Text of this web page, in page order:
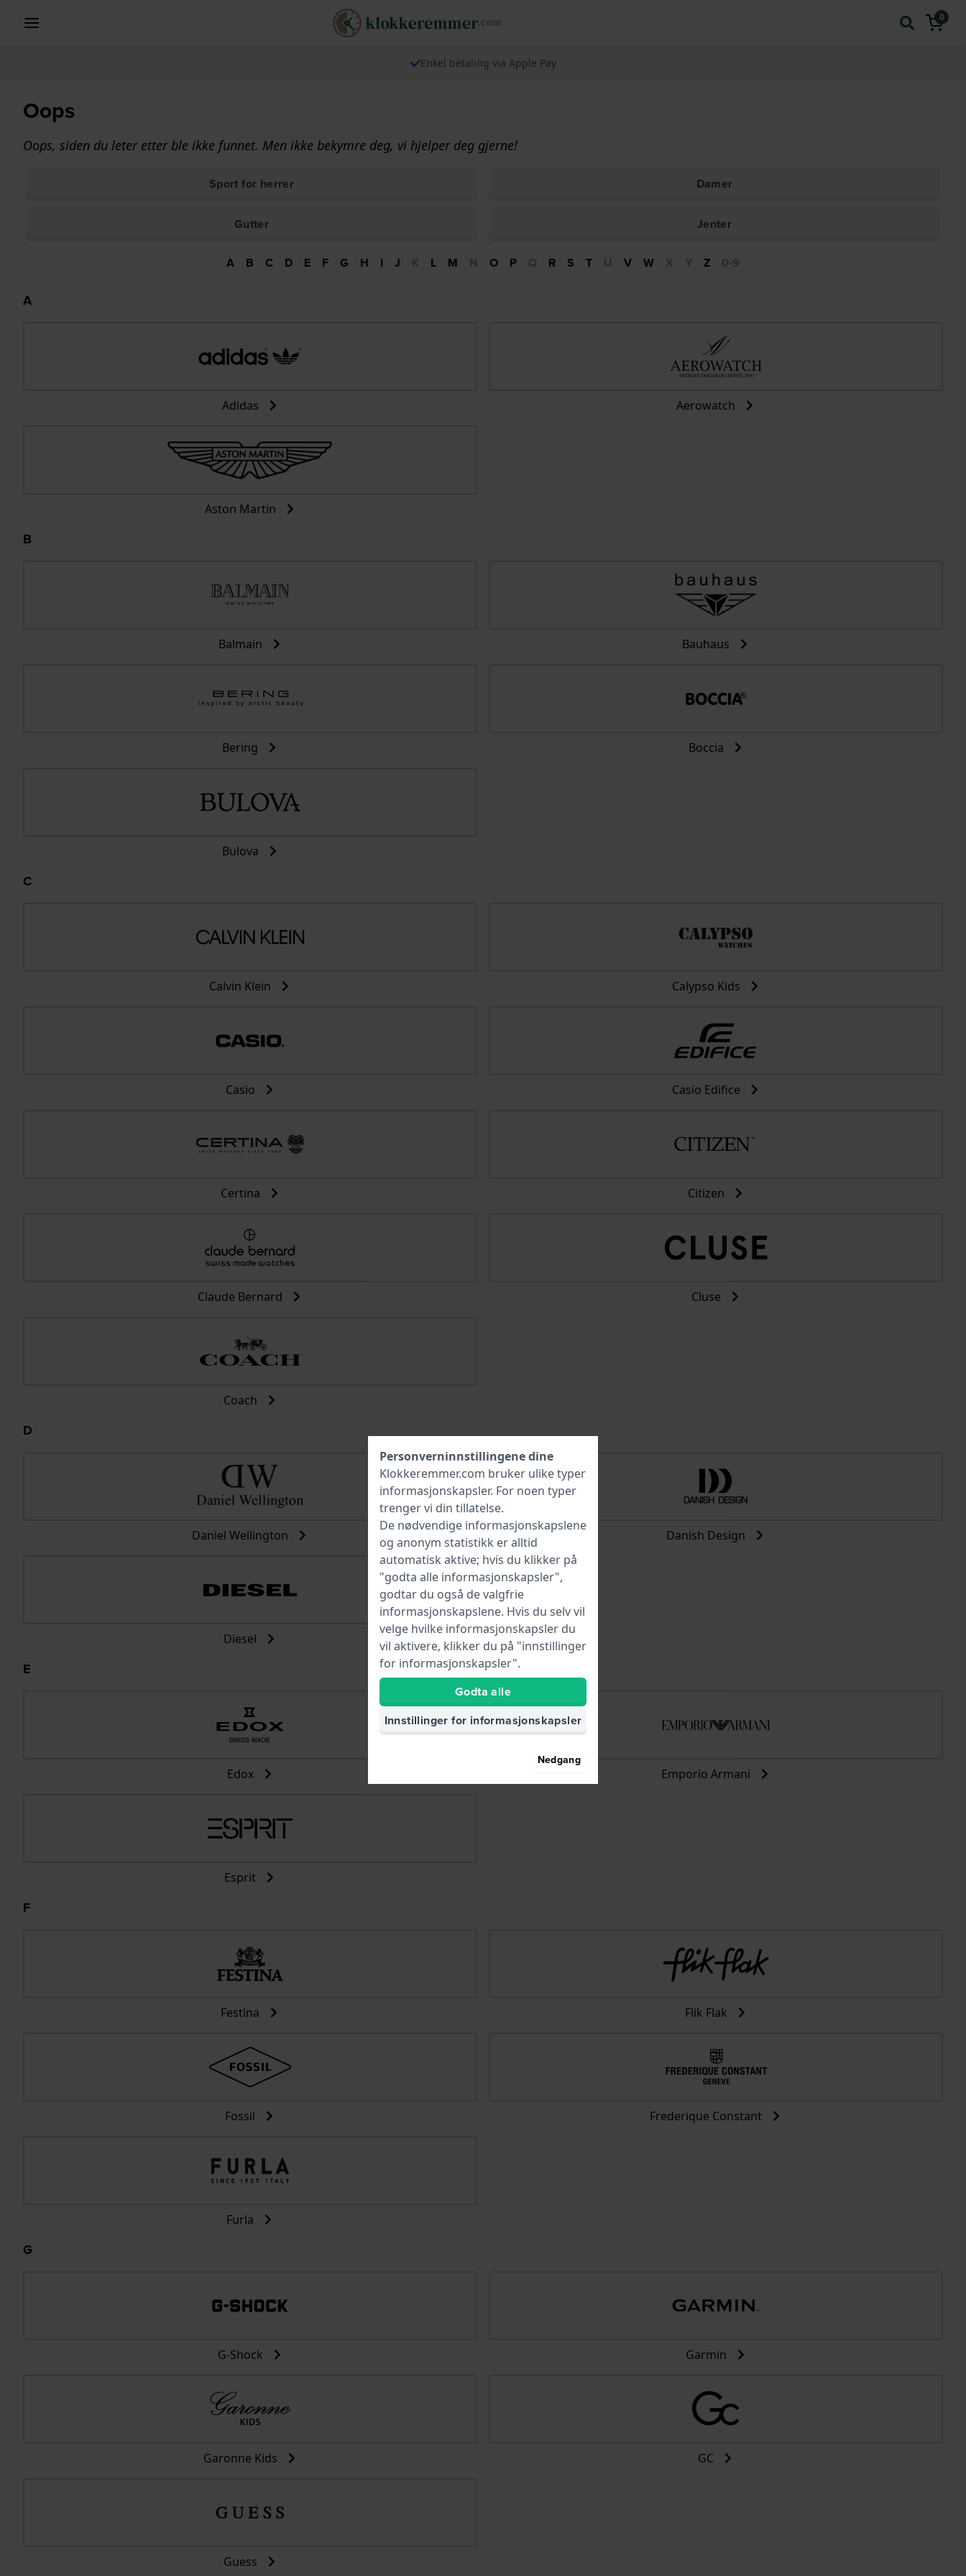
0
Enkel betaling via Apple Pay
Oops
Oops, siden du leter etter ble ikke funnet. Men ikke bekymre deg, vi hjelper deg gjerne!
Sport for herrer Damer
Gutter Jenter
A B C D E F G H I J K L M N O P Q R S T U V W X Y Z 0-9
A
Adidas Aerowatch
Aston Martin
B
Balmain Bauhaus
Bering Boccia
Bulova
C
Calvin Klein Calypso Kids
Casio Casio Edifice
Certina Citizen
Claude Bernard Cluse
Coach
D
Daniel Wellington Danish Design
Diesel
E
Edox Emporio Armani
Esprit
F
Festina Flik Flak
Fossil Frederique Constant
Furla
G
G-Shock Garmin
Garonne Kids GC
Guess
Personverninnstillingene dine
Klokkeremmer.com bruker ulike typer
informasjonskapsler. For noen typer
trenger vi din tillatelse.
De nødvendige informasjonskapslene
og anonym statistikk er alltid
automatisk aktive; hvis du klikker på
"godta alle informasjonskapsler",
godtar du også de valgfrie
informasjonskapslene. Hvis du selv vil
velge hvilke informasjonskapsler du
vil aktivere, klikker du på "innstillinger
for informasjonskapsler".
Godta alle
Innstillinger for informasjonskapsler
Nedgang